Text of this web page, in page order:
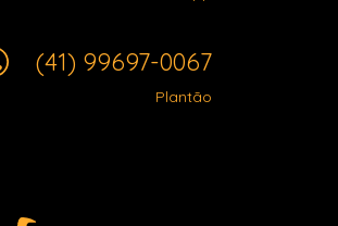
(41) 99697-0067
Plantão